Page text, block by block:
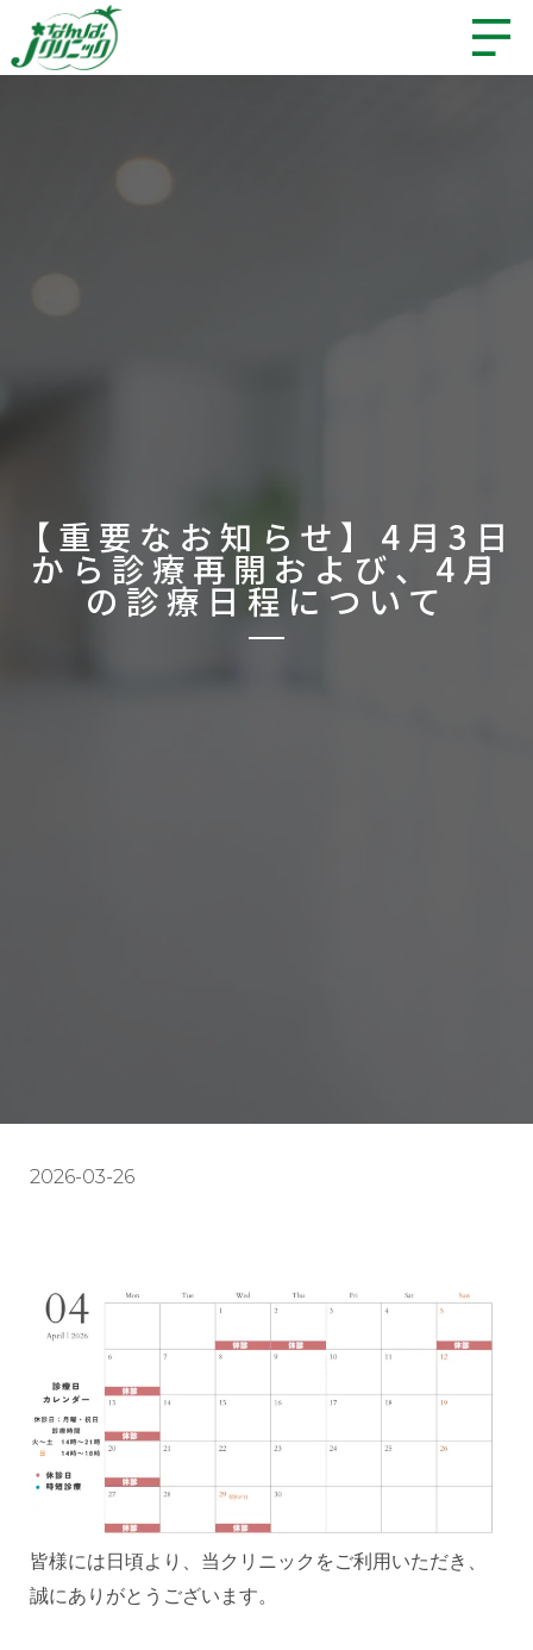
【重要なお知らせ】4月3日
から診療再開および、4月
の診療日程について
2026-03-26
皆様には日頃より、当クリニックをご利用いただき、
誠にありがとうございます。